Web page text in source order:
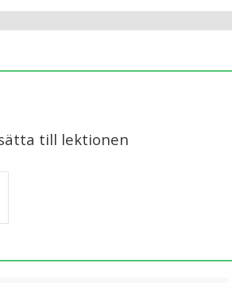
till lektionen